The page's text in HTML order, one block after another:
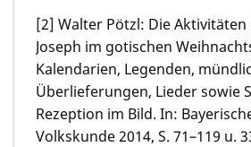
[2] Walter Pötzl: Die
Joseph im gotischen
Kalendarien, Legenden,
Überlieferungen, Lieder sowie
Rezeption im Bild. In:
Volkskunde 2014, S. 71–119 u.